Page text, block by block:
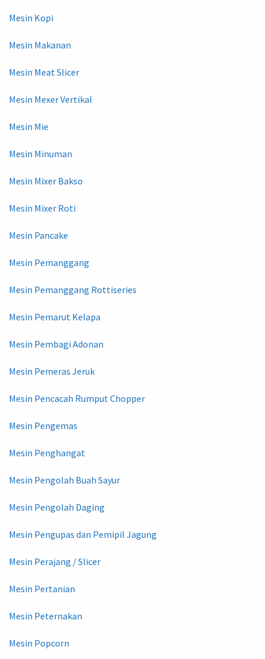
Mesin Kopi
Mesin Makanan
Mesin Meat Slicer
Mesin Mexer Vertikal
Mesin Mie
Mesin Minuman
Mesin Mixer Bakso
Mesin Mixer Roti
Mesin Pancake
Mesin Pemanggang
Mesin Pemanggang Rottiseries
Mesin Pemarut Kelapa
Mesin Pembagi Adonan
Mesin Pemeras Jeruk
Mesin Pencacah Rumput Chopper
Mesin Pengemas
Mesin Penghangat
Mesin Pengolah Buah Sayur
Mesin Pengolah Daging
Mesin Pengupas dan Pemipil Jagung
Mesin Perajang / Slicer
Mesin Pertanian
Mesin Peternakan
Mesin Popcorn